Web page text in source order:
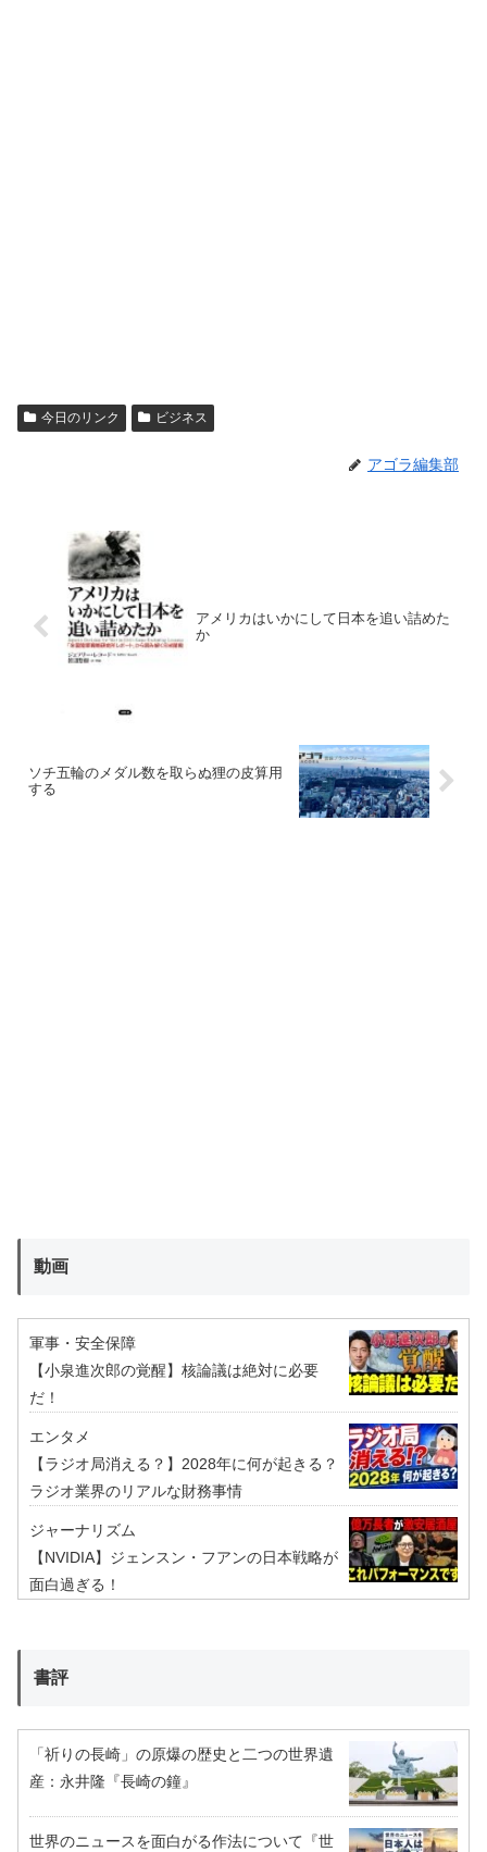
今日のリンク ビジネス
アゴラ編集部
アメリカはいかにして日本を追い詰めた
か
ソチ五輪のメダル数を取らぬ狸の皮算用
する
動画
軍事・安全保障
【小泉進次郎の覚醒】核論議は絶対に必要
だ！
エンタメ
【ラジオ局消える？】2028年に何が起きる？
ラジオ業界のリアルな財務事情
ジャーナリズム
【NVIDIA】ジェンスン・フアンの日本戦略が
面白過ぎる！
書評
「祈りの長崎」の原爆の歴史と二つの世界遺
産：永井隆『長崎の鐘』
世界のニュースを面白がる作法について『世